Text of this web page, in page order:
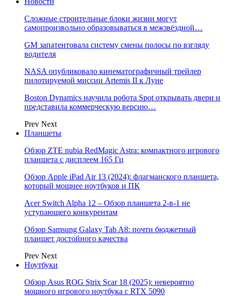
Сложные строительные блоки жизни могут
самопроизвольно образовываться в межзвёздной…
GM запатентовала систему смены полосы по взгляду
водителя
NASA опубликовало кинематографичный трейлер
пилотируемой миссии Artemis II к Луне
Boston Dynamics научила робота Spot открывать двери и
представила коммерческую версию…
Prev Next
Планшеты
Обзор ZTE nubia RedMagic Astra: компактного игрового
планшета с дисплеем 165 Гц
Обзор Apple iPad Air 13 (2024): флагманского планшета,
который мощнее ноутбуков и ПК
Acer Switch Alpha 12 – Обзор планшета 2-в-1 не
уступающего конкурентам
Обзор Samsung Galaxy Tab A8: почти бюджетный
планшет достойного качества
Prev Next
Ноутбуки
Обзор Asus ROG Strix Scar 18 (2025): невероятно
мощного игрового ноутбука с RTX 5090